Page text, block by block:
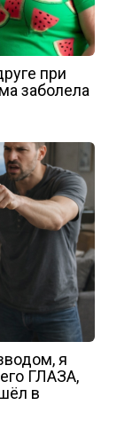
при
заболела
я
ГЛАЗА,
в